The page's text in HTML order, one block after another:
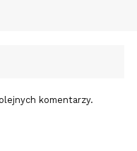
komentarzy.